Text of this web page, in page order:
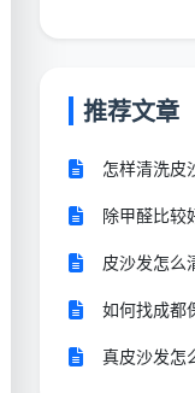
推荐文章
怎样清洗皮
除甲醛比较
皮沙发怎么
如何找成都
真皮沙发怎